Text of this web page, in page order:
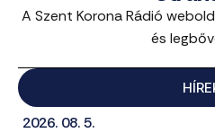
A Szent Korona Rádió
és
2026. 08. 5.